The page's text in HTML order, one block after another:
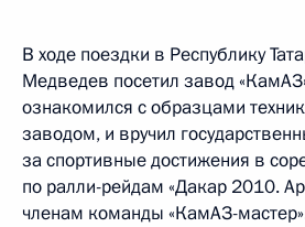
В ходе поездки в Республику
Медведев посетил завод
ознакомился с образцами
заводом, и вручил
за спортивные достижения в
по ралли-рейдам «Дакар 2010.
членам команды «КамАЗ-